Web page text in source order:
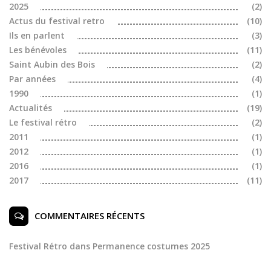
2025
(2)
Actus du festival retro
(10)
Ils en parlent
(3)
Les bénévoles
(11)
Saint Aubin des Bois
(2)
Par années
(4)
1990
(1)
Actualités
(19)
Le festival rétro
(2)
2011
(1)
2012
(1)
2016
(1)
2017
(11)
COMMENTAIRES RÉCENTS
Festival Rétro dans Permanence costumes 2025